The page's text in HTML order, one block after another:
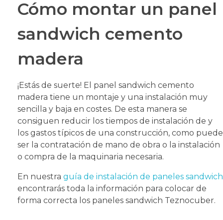
Cómo montar un panel
sandwich cemento
madera
¡Estás de suerte! El panel sandwich cemento
madera tiene un montaje y una instalación muy
sencilla y baja en costes. De esta manera se
consiguen reducir los tiempos de instalación de y
los gastos típicos de una construcción, como puede
ser la contratación de mano de obra o la instalación
o compra de la maquinaria necesaria.
En nuestra guía de instalación de paneles sandwich
encontrarás toda la información para colocar de
forma correcta los paneles sandwich Teznocuber.